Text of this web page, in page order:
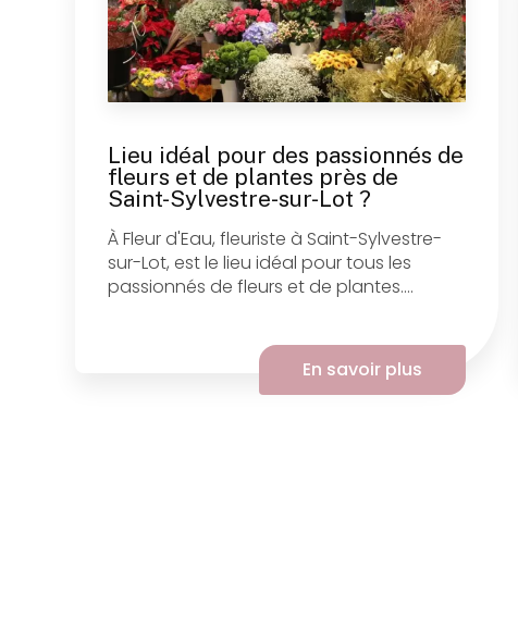
Lieu idéal pour des passionnés de
fleurs et de plantes près de
Saint-Sylvestre-sur-Lot ?
À Fleur d'Eau, fleuriste à Saint-Sylvestre-
sur-Lot, est le lieu idéal pour tous les
passionnés de fleurs et de plantes....
En savoir plus